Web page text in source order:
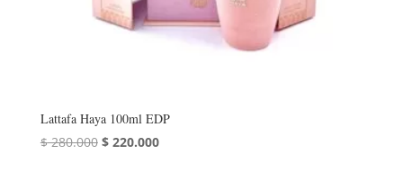
Lattafa Haya 100ml EDP
$280.000 El
$220.000El